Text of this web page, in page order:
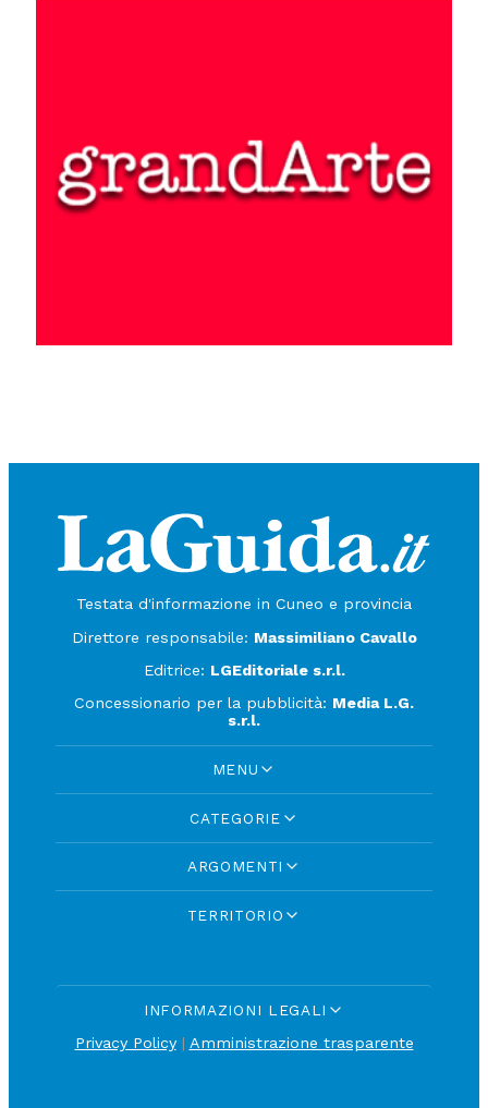
Testata d'informazione in Cuneo e provincia
Direttore responsabile: Massimiliano Cavallo
Editrice: LGEditoriale s.r.l.
Concessionario per la pubblicità: Media L.G.
s.r.l.
MENU
CATEGORIE
ARGOMENTI
TERRITORIO
INFORMAZIONI LEGALI
Privacy Policy| Amministrazione trasparente